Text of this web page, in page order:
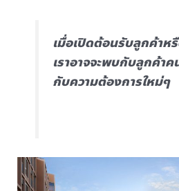
เมื่อเปิดต้อนรับลูกค้าห
เราอาจจะพบกับลูกค้า
กับความต้องการใหม่ๆ